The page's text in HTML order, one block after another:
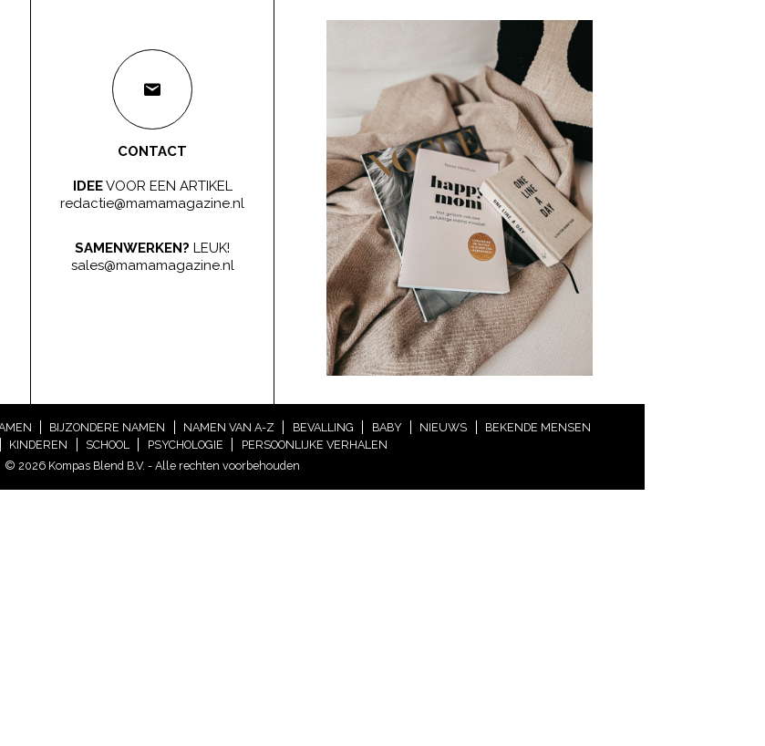
CONTACT
IDEEVOOR EEN ARTIKEL
redactie@mamamagazine.nl
SAMENWERKEN? LEUK!
sales@mamamagazine.nl
BIJZONDERE NAMEN NAMEN VAN A-Z BEVALLING BABY NIEUWS
BEKENDE MENSEN
KINDEREN SCHOOL PSYCHOLOGIE
PERSOONLIJKE VERHALEN
© 2026 Kompas Blend B.V. - Alle rechten voorbehouden